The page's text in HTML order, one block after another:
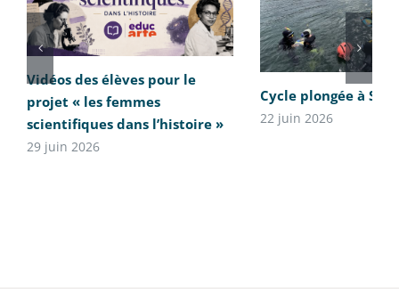
Vidéos des élèves pour le
projet « les femmes
scientifiques dans l’histoire »
29 juin 2026
Cycle plongée à
22 juin 2026